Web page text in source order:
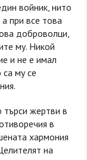
войник, нито
при все това
доброволци,
му. Никой
и не е имал
му се
търси жертви в
в
хармония
на